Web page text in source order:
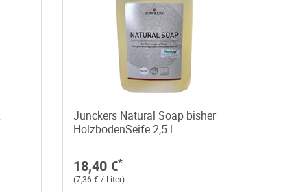
Junckers Natural Soap bisher
HolzbodenSeife 2,5 l
18,40 €*
(7,36 € / Liter)